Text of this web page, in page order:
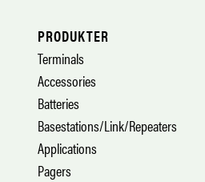
PRODUKTER
Terminals
Accessories
Batteries
Basestations/Link/Repeaters
Applications
Pagers